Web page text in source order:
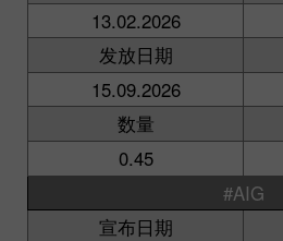
13.02.2026
发放日期
15.09.2026
数量
0.45
#AIG
宣布日期